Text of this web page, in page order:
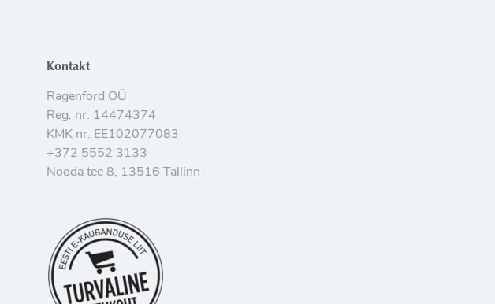
Kontakt
Ragenford OÜ
Reg. nr. 14474374
KMK nr. EE102077083
+372 5552 3133
Nooda tee 8, 13516 Tallinn